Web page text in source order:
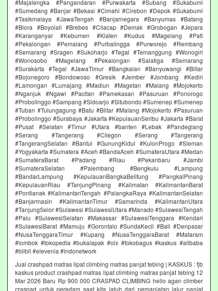
#Majalengka #Pangandaran #Purwakarta #Subang #Sukabumi
#Sumedang #Banjar #Bekasi #Cimahi #Cirebon #Depok #Sukabumi
#Tasikmalaya #JawaTengah #Banjarnegara #Banyumas #Batang
#Blora #Boyolali #Brebes #Cilacap #Demak #Grobogan #Jepara
#Karanganyar #Kebumen #Klaten #Kudus #Magelang #Pati
#Pekalongan #Pemalang #Purbalingga #Purworejo #Rembang
#Semarang #Sragen #Sukoharjo #Tegal #Temanggung #Wonogiri
#Wonosobo #Magelang #Pekalongan #Salatiga #Semarang
#Surakarta #Tegal #JawaTimur #Bangkalan #Banyuwangi #Blitar
#Bojonegoro #Bondowoso #Gresik #Jember #Jombang #Kediri
#Lamongan #Lumajang #Madiun #Magetan #Malang #Mojokerto
#Nganjuk #Ngawi #Pacitan #Pamekasan #Pasuruan #Ponorogo
#Probolinggo #Sampang #Sidoarjo #Situbondo #Sumenep #Sumenep
#Tuban #Tulungagung #Batu #Blitar #Malang #Mojokerto #Pasuruan
#Probolinggo #Surabaya #Jakarta #KepulauanSeribu #Jakarta #Barat
#Pusat #Selatan #Timur #Utara #banten #Lebak #Pandeglang
#Serang #Tangerang #Cilegon #Serang #Tangerang
#TangerangSelatan #Bantul #GunungKidul #KulonProgo #Sleman
#Yogyakarta #Sumatera #Aceh #BandaAceh #SumateraUtara #Medan
#SumateraBarat #Padang #Riau #Pekanbaru #Jambi
#SumateraSelatan #Palembang #Bengkulu #Lampung
#BandarLampung #KepulauanBangkaBelitung #PangkalPinang
#KepulauanRiau #TanjungPinang #Kalimatan #KalimantanBarat
#Pontianak #KalimantanTengah #PalangkaRaya #KalimantanSelatan
#Banjarmasin #KalimantanTimur #Samarinda #KalimantanUtara
#TanjungSelor #Sulawesi #SulawesiUtara #Manado #SulawesiTengah
#Palu #SulawesiSelatan #Makassar #SulawesiTenggara #Kendari
#SulawesiBarat #Mamuju #Gorontalo #SundaKecil #Bali #Denpasar
#NusaTenggaraTimur #Kupang #NusaTenggaraBarat #Mataram
#lombok #tokopedia #bukalapak #olx #tokobagus #kaskus #alibaba
#blibli #elevenia #indonetwork
Jual crashpad matras lipat climbing matras panjat tebing | KASKUS : fjb
kaskus product crashpad matras lipat climbing matras panjat tebing 12
Mar 2026 Baru Rp 900 000 CRASPAD CLIMBING hello agan climber
craspad untuk peredam saat kita jatuh dari pemanjatan jalur panjat